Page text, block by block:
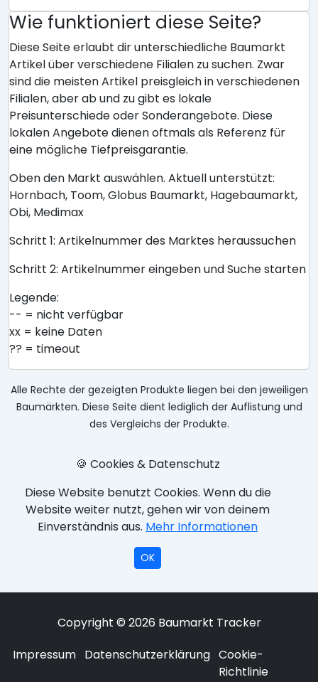
Wie funktioniert diese Seite?
Diese Seite erlaubt dir unterschiedliche Baumarkt
Artikel über verschiedene Filialen zu suchen. Zwar
sind die meisten Artikel preisgleich in verschiedenen
Filialen, aber ab und zu gibt es lokale
Preisunterschiede oder Sonderangebote. Diese
lokalen Angebote dienen oftmals als Referenz für
eine mögliche Tiefpreisgarantie.
Oben den Markt auswählen. Aktuell unterstützt:
Hornbach, Toom, Globus Baumarkt, Hagebaumarkt,
Obi, Medimax
Schritt 1: Artikelnummer des Marktes heraussuchen
Schritt 2: Artikelnummer eingeben und Suche starten
Legende:
-- = nicht verfügbar
xx = keine Daten
?? = timeout
Alle Rechte der gezeigten Produkte liegen bei den jeweiligen
Baumärkten. Diese Seite dient lediglich der Auflistung und
des Vergleichs der Produkte.
🍪 Cookies & Datenschutz
Diese Website benutzt Cookies. Wenn du die
Website weiter nutzt, gehen wir von deinem
Einverständnis aus. Mehr Informationen
OK
Copyright © 2026 Baumarkt Tracker
Impressum Datenschutzerklärung Cookie-
Richtlinie